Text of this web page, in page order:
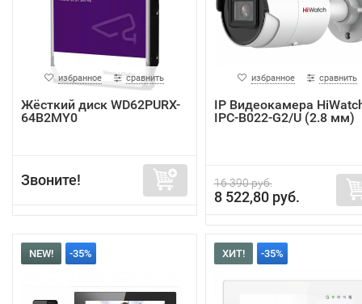
избранное сравнить
Жёсткий диск WD62PURX-
64B2MY0
Звоните!
избранное сравнить
IP Видеокамера
IPC-B022-G2/U (2.8 мм)
16 390 руб.
8 522,80 руб.
NEW! -35% ХИТ! -35%